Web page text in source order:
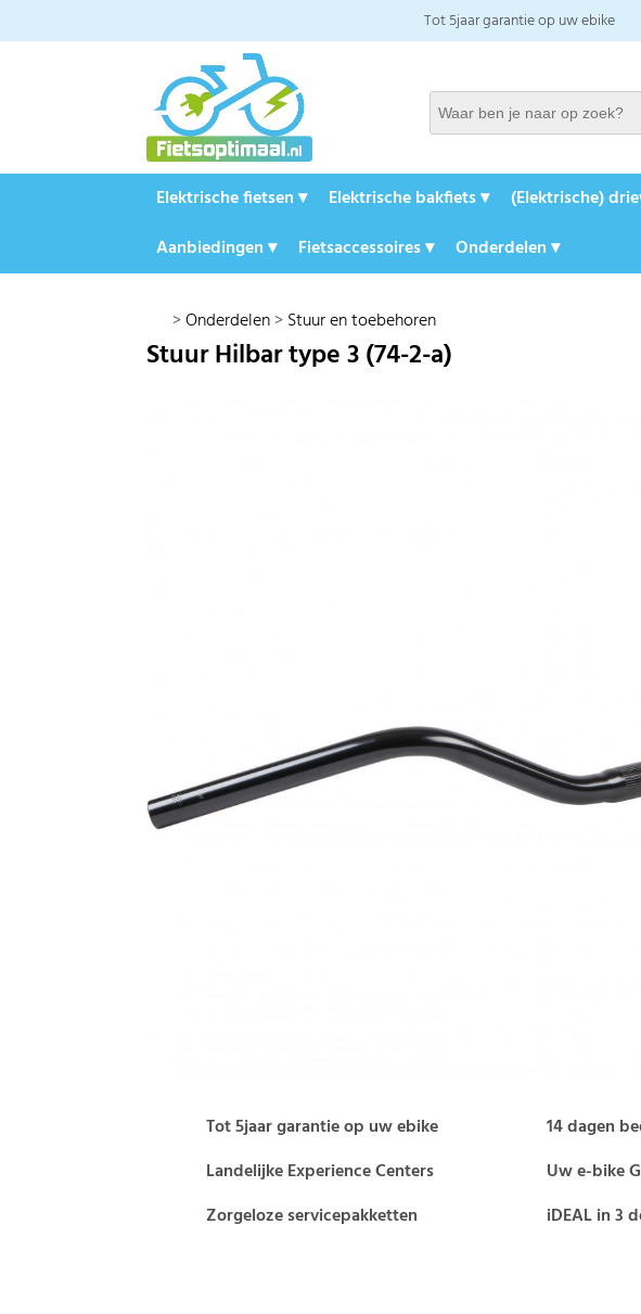
Tot 5jaar garantie op uw ebike
Elektrische fietsen ▾ Elektrische bakfiets ▾ (Elektrische)
Aanbiedingen ▾
Fietsaccessoires ▾ Onderdelen ▾
>Onderdelen>Stuur en toebehoren
Stuur Hilbar type 3 (74-2-a)
Tot 5jaar garantie op uw ebike
Landelijke Experience Centers
Zorgeloze servicepakketten
14 dagen
Uw e-bike
iDEAL in 3